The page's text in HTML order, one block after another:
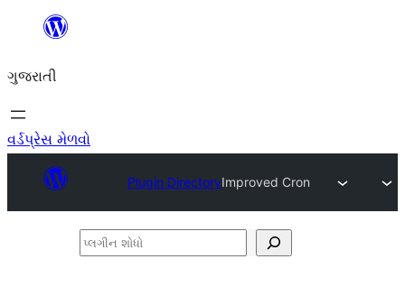
કંટેન્ટ(લખાણ)
જાઓ
ગુજરાતી
વર્ડપ્રેસ મેળવો
Plugin DirectoryImproved Cron
પ્લગીન